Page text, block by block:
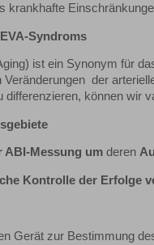
Syndroms
ist ein Synonym für
der
differenzieren, können wir
ABI-Messung um deren
Kontrolle der Erfolge
Gerät zur Bestimmung